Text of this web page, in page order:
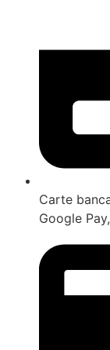
Carte
Google